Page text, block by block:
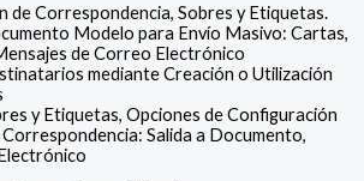
de Correspondencia, Sobres y Etiquetas.
Modelo para Envío Masivo: Cartas,
de Correo Electrónico
mediante Creación o Utilización
y Etiquetas, Opciones de Configuración
Correspondencia: Salida a Documento,